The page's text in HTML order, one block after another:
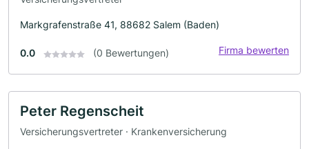
Markgrafenstraße 41, 88682 Salem (Baden)
0.0 (0 Bewertungen) Firma bewerten
Peter Regenscheit
Versicherungsvertreter · Krankenversicherung